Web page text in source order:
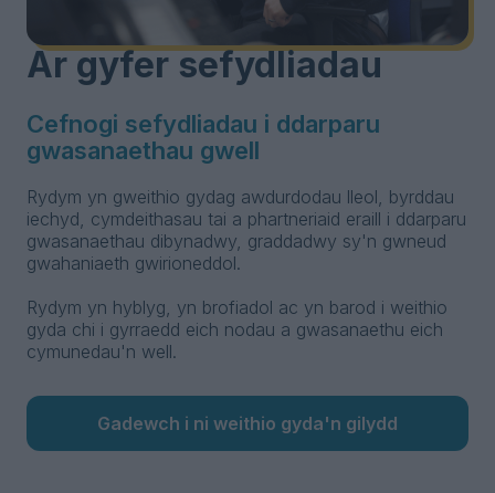
Ar gyfer sefydliadau
Cefnogi sefydliadau i ddarparu
gwasanaethau gwell
Rydym yn gweithio gydag awdurdodau lleol, byrddau
iechyd, cymdeithasau tai a phartneriaid eraill i ddarparu
gwasanaethau dibynadwy, graddadwy sy'n gwneud
gwahaniaeth gwirioneddol.
Rydym yn hyblyg, yn brofiadol ac yn barod i weithio
gyda chi i gyrraedd eich nodau a gwasanaethu eich
cymunedau'n well.
Gadewch i ni weithio gyda'n gilydd